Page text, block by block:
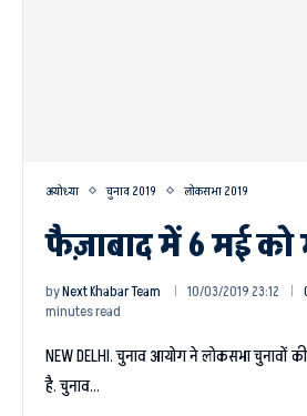
अयोध्या चुनाव 2019 लोकसभा 2019
फैज़ाबाद में 6 मई को
byNext Khabar Team 10/03/2019 23:12
minutes read
NEW DELHI. चुनाव आयोग ने लोकसभा चुनावों
है. चुनाव…